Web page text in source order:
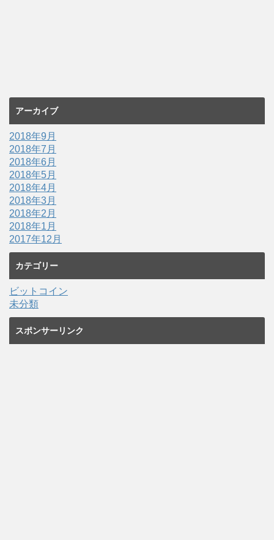
アーカイブ
2018年9月
2018年7月
2018年6月
2018年5月
2018年4月
2018年3月
2018年2月
2018年1月
2017年12月
カテゴリー
ビットコイン
未分類
スポンサーリンク